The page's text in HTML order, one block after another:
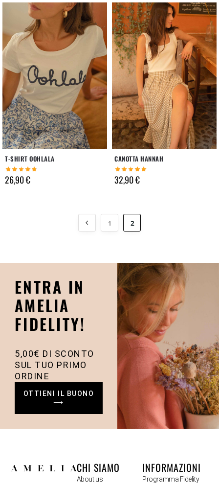
T-SHIRT OOHLALA
26,90€
CANOTTA HANNAH
32,90€
1 2
ENTRA IN
AMELIA
FIDELITY!
5,00€ DI SCONTO
SUL TUO PRIMO
ORDINE
OTTIENI IL BUONO
⟶
CHI SIAMO
About us
INFORMAZIONI
Programma Fidelity